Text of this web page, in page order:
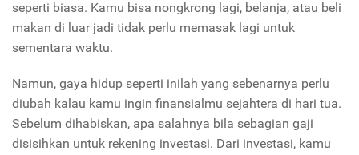
seperti biasa. Kamu bisa nongkrong lagi, belanja, atau beli
makan di luar jadi tidak perlu memasak lagi untuk
sementara waktu.
Namun, gaya hidup seperti inilah yang sebenarnya perlu
diubah kalau kamu ingin finansialmu sejahtera di hari tua.
Sebelum dihabiskan, apa salahnya bila sebagian gaji
disisihkan untuk rekening investasi. Dari investasi, kamu